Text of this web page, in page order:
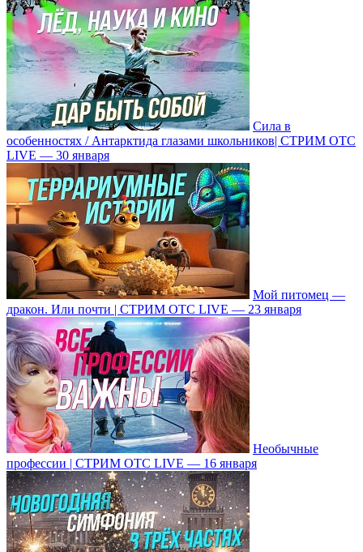
Сила в
особенностях / Антарктида глазами школьников| СТРИМ ОТС
LIVE — 30 января
Мой питомец —
дракон. Или почти | СТРИМ ОТС LIVE — 23 января
Необычные
профессии | СТРИМ ОТС LIVE — 16 января